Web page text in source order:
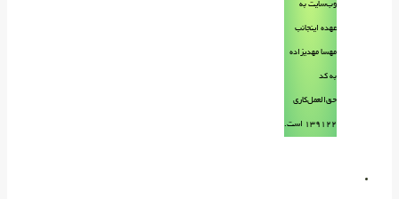
وب‌سایت به
عهده اینجانب
مهسا مهدیزاده
به کد
حق‌العمل‌کاری
۱۳۹۱۲۲ است.